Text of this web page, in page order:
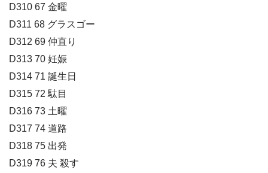
D310 67 金曜
D311 68 グラスゴー
D312 69 仲直り
D313 70 妊娠
D314 71 誕生日
D315 72 駄目
D316 73 土曜
D317 74 道路
D318 75 出発
D319 76 夫 殺す